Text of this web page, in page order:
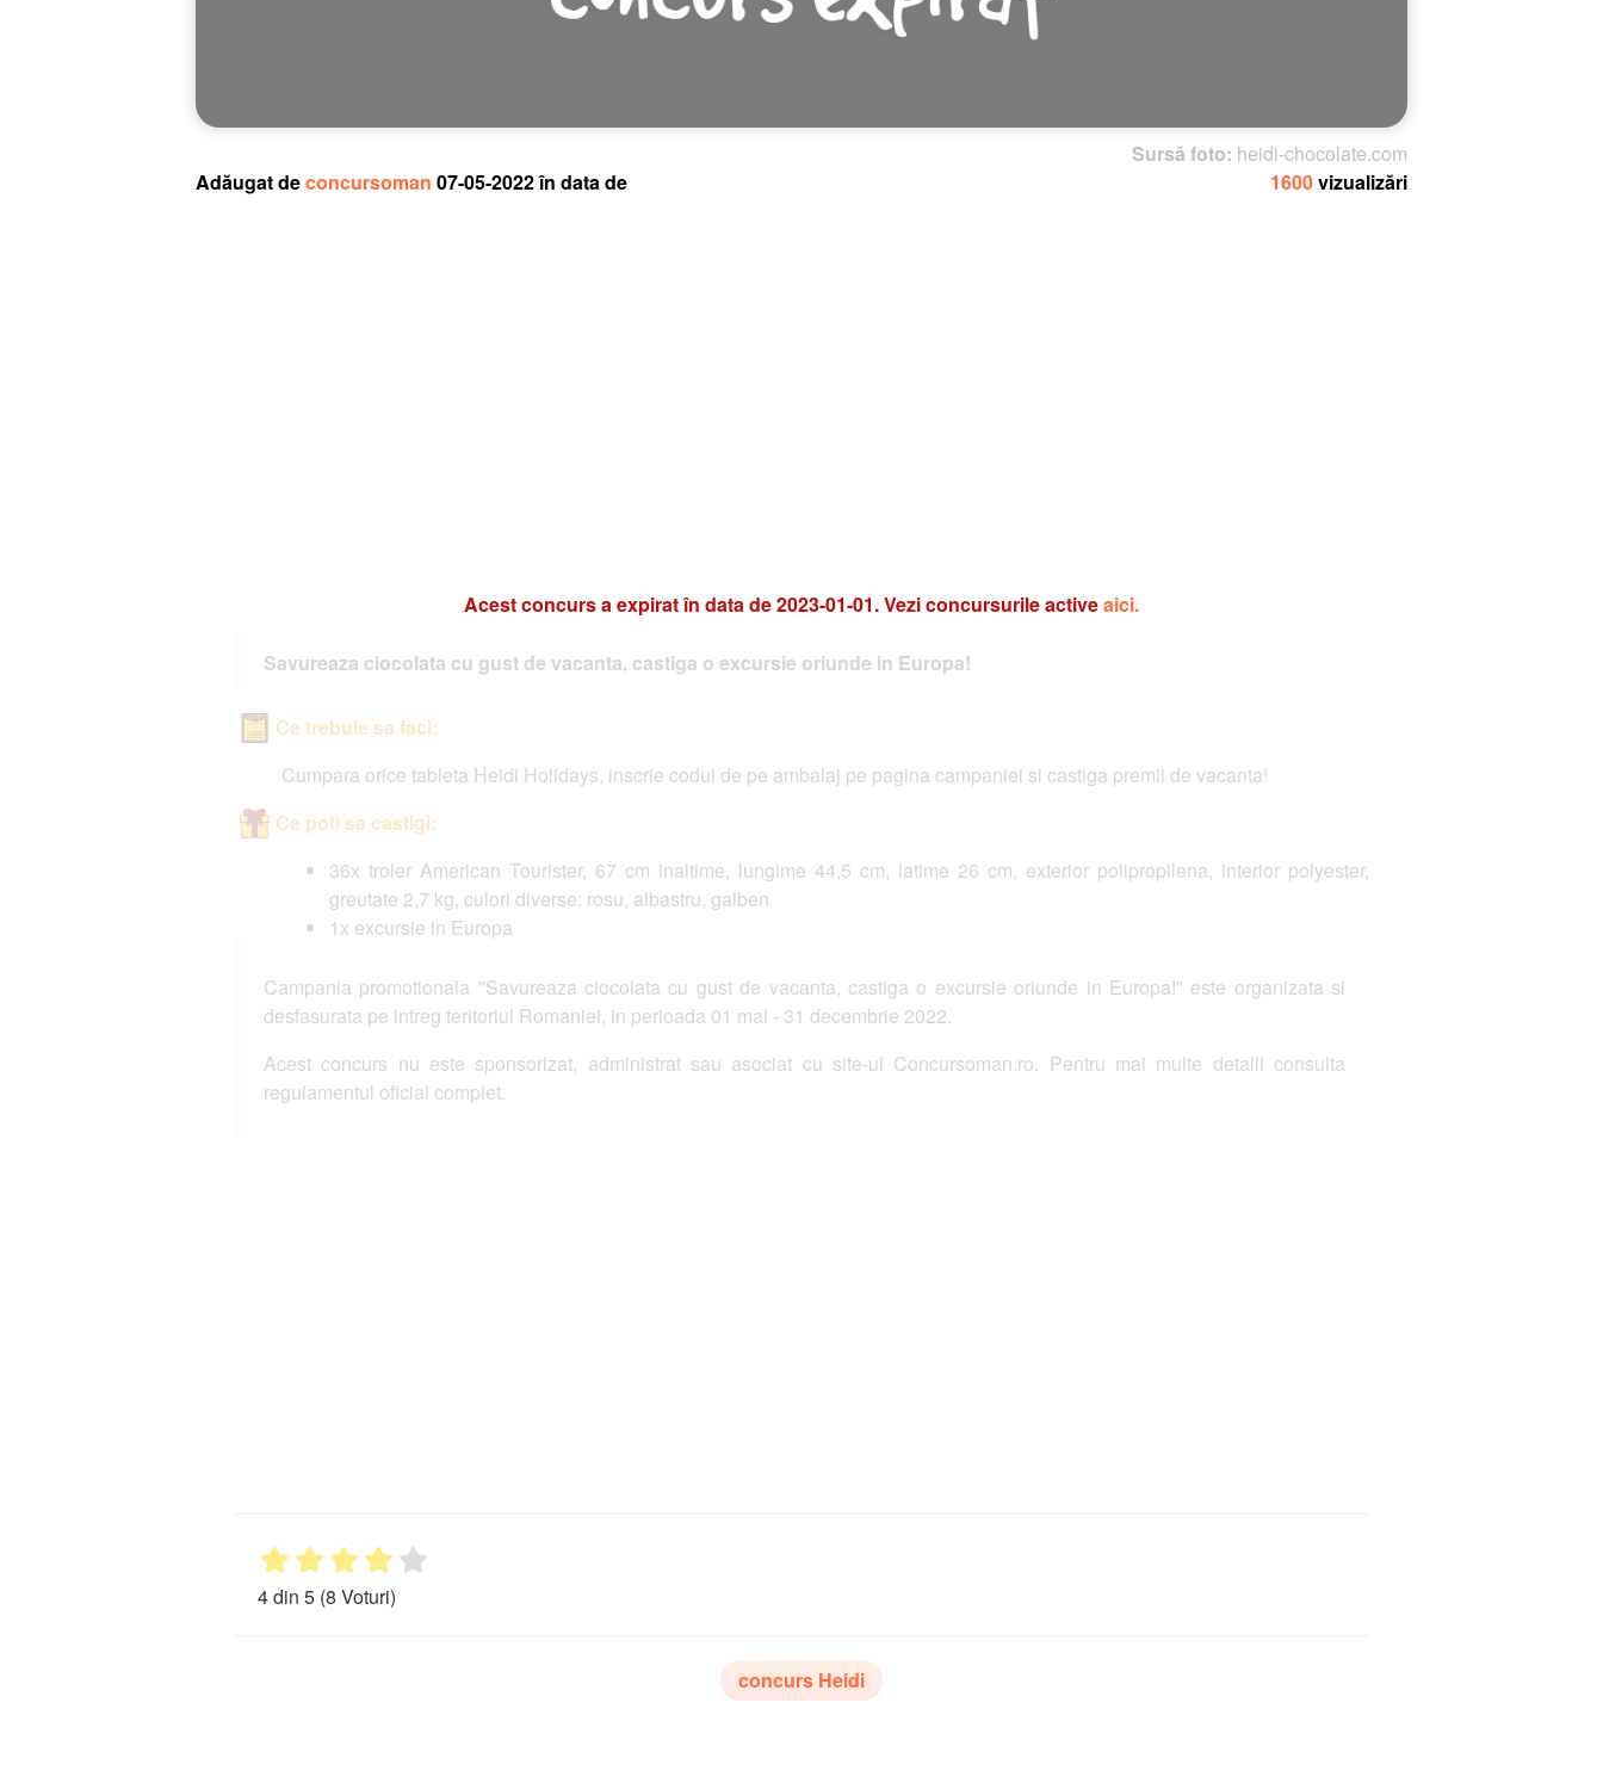
Sursă foto: heidi-chocolate.com
Adăugat deconcursoman 07-05-2022 în data de 1600vizualizări
Acest concurs a expirat în data de 2023-01-01. Vezi concursurile activeaici.
Savureaza ciocolata cu gust de vacanta, castiga o excursie oriunde in Europa!
Ce trebuie sa faci:
Cumpara orice tableta Heidi Holidays, inscrie codul de pe ambalaj pe pagina campaniei si castiga premii de vacanta!
Ce poti sa castigi:
36x troler American Tourister, 67 cm inaltime, lungime 44,5 cm, latime 26 cm, exterior polipropilena, interior polyester,
greutate 2,7 kg, culori diverse: rosu, albastru, galben
1x excursie in Europa
Campania promotionala "Savureaza ciocolata cu gust de vacanta, castiga o excursie oriunde in Europa!" este organizata si
desfasurata pe intreg teritoriul Romaniei, in perioada 01 mai - 31 decembrie 2022.
Acest concurs nu este sponsorizat, administrat sau asociat cu site-ul Concursoman.ro. Pentru mai multe detalii consulta
regulamentul oficial complet.
4 din 5 (8 Voturi)
concurs Heidi